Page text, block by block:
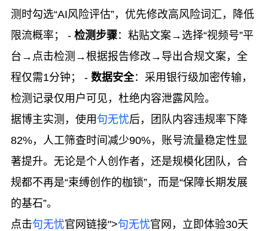
测时勾选“AI风险评估”，优先修改高风险词汇，降低
限流概率； - 检测步骤：粘贴文案→选择“视频号”平
台→点击检测→根据报告修改→导出合规文案，全
程仅需1分钟； - 数据安全：采用银行级加密传输，
检测记录仅用户可见，杜绝内容泄露风险。
据博主实测，使用句无忧后，团队内容违规率下降
82%，人工筛查时间减少90%，账号流量稳定性显
著提升。无论是个人创作者，还是规模化团队，合
规都不再是“束缚创作的枷锁”，而是“保障长期发展
的基石”。
点击句无忧官网链接">句无忧官网，立即体验30天